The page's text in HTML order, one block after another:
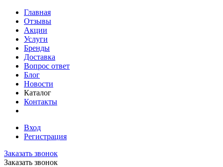
Главная
Отзывы
Акции
Услуги
Бренды
Доставка
Вопрос ответ
Блог
Новости
Каталог
Контакты
Вход
Регистрация
Заказать звонок
Заказать звонок